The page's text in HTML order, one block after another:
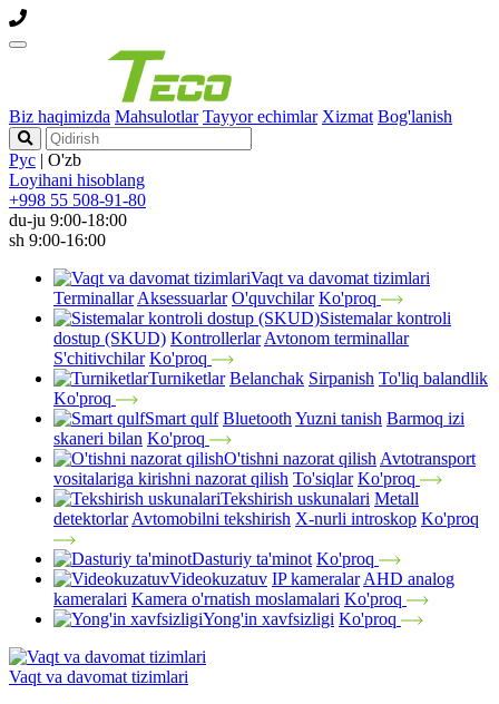
Biz haqimizda Mahsulotlar Tayyor echimlar Xizmat Bog'lanish
Рус | O'zb
Loyihani hisoblang
+998 55 508-91-80
du-ju 9:00-18:00
sh 9:00-16:00
Vaqt va davomat tizimlari
Terminallar Aksessuarlar O'quvchilar Ko'proq
Sistemalar kontroli
dostup (SKUD) Kontrollerlar Avtonom terminallar
S'chitivchilar Ko'proq
Turniketlar Belanchak Sirpanish To'liq balandlik
Ko'proq
Smart qulf Bluetooth Yuzni tanish Barmoq izi
skaneri bilan Ko'proq
O'tishni nazorat qilish Avtotransport
vositalariga kirishni nazorat qilish To'siqlar Ko'proq
Tekshirish uskunalari Metall
detektorlar Avtomobilni tekshirish X-nurli introskop Ko'proq
Dasturiy ta'minot Ko'proq
Videokuzatuv IP kameralar AHD analog
kameralari Kamera o'rnatish moslamalari Ko'proq
Yong'in xavfsizligi Ko'proq
Vaqt va davomat tizimlari